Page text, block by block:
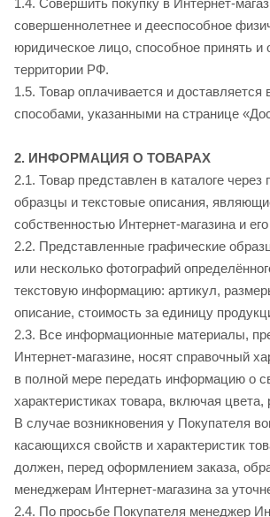
1.4. Совершить покупку в Интернет-
совершеннолетнее и дееспособное
юридическое лицо, способное принять и
территории РФ.
1.5. Товар оплачивается и
способами, указанными на странице
2. ИНФОРМАЦИЯ О ТОВАРАХ
2.1. Товар представлен в каталоге через
образцы и текстовые описания,
собственностью Интернет-магазина и его
2.2. Представленные графические
или несколько фотографий
текстовую информацию: артикул,
описание, стоимость за единицу
2.3. Все информационные материалы,
Интернет-магазине, носят справочный
в полной мере передать информацию о
характеристиках товара, включая
В случае возникновения у Покупателя
касающихся свойств и характеристик
должен, перед оформлением заказа,
менеджерам Интернет-магазина за
2.4. По просьбе Покупателя менеджер